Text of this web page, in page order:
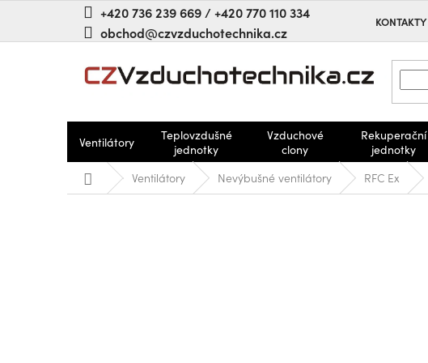
+420 736 239 669 / +420 770 110 334
obchod@czvzduchotechnika.cz
KONTAKTY
Ventilátory
Teplovzdušné
jednotky
Vzduchové
clony
Rekuperační
jednotky
Domů Ventilátory Nevýbušné ventilátory RFC Ex